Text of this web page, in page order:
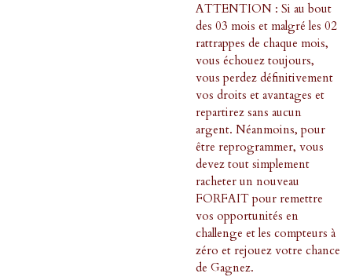
ATTENTION : Si au bout
des 03 mois et malgré les 02
rattrappes de chaque mois,
vous échouez toujours,
vous perdez définitivement
vos droits et avantages et
repartirez sans aucun
argent. Néanmoins, pour
être reprogrammer, vous
devez tout simplement
racheter un nouveau
FORFAIT pour remettre
vos opportunités en
challenge et les compteurs à
zéro et rejouez votre chance
de Gagnez.